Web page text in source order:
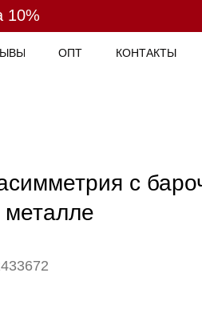
10%
ОПТ КОНТАКТЫ
с